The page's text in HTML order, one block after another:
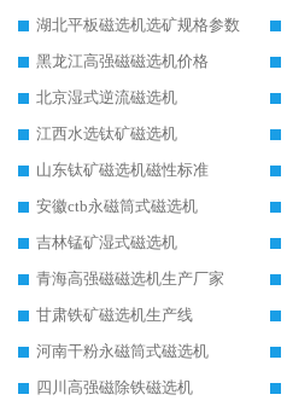
湖北平板磁选机选矿规格参数
黑龙江高强磁磁选机价格
北京湿式逆流磁选机
江西水选钛矿磁选机
山东钛矿磁选机磁性标准
安徽ctb永磁筒式磁选机
吉林锰矿湿式磁选机
青海高强磁磁选机生产厂家
甘肃铁矿磁选机生产线
河南干粉永磁筒式磁选机
四川高强磁除铁磁选机